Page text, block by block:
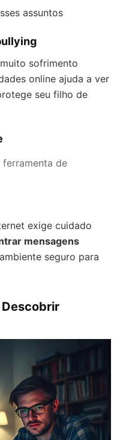
assuntos
sofrimento
online ajuda a ver
seu filho de
de
exige cuidado
mensagens
seguro para